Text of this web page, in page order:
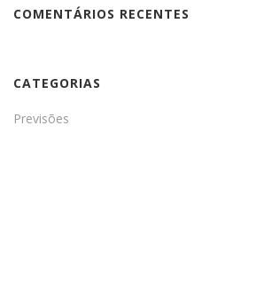
COMENTÁRIOS RECENTES
CATEGORIAS
Previsões